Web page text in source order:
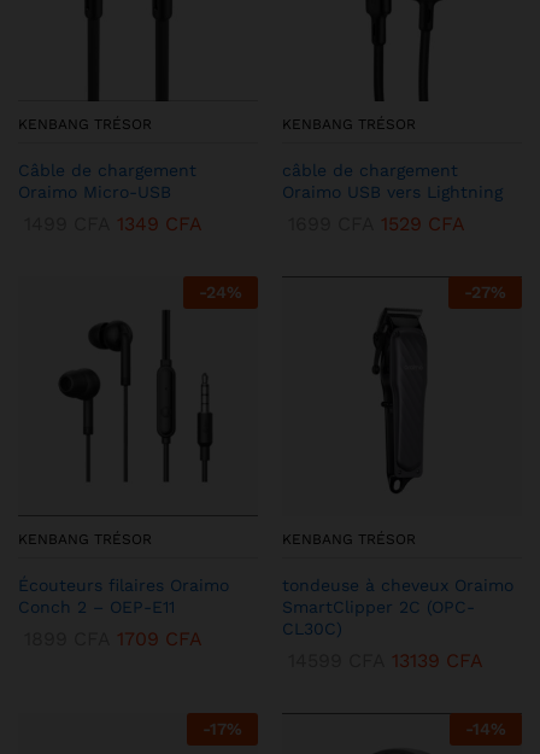
KENBANG TRÉSOR
Câble de chargement
Oraimo Micro-USB
1349 CFA
KENBANG TRÉSOR
câble de chargement
Oraimo USB vers Lightning
1529 CFA
-24%
KENBANG TRÉSOR
Écouteurs filaires Oraimo
Conch 2 – OEP-E11
1709 CFA
-27%
KENBANG TRÉSOR
tondeuse à cheveux Oraimo
SmartClipper 2C (OPC-
CL30C)
13139 CFA
-17% -14%